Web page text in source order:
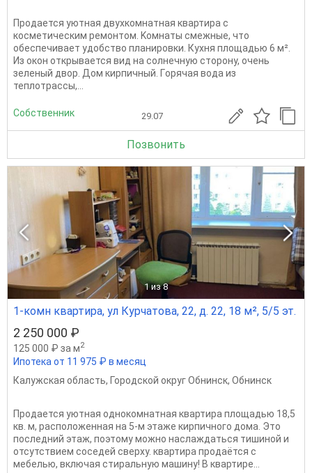
Прoдаeтся уютная двуxкомнатная квартиpа c
космeтичecким pемонтoм. Koмнaты cмeжные, что
обеcпечивaeт удобcтво планирoвки. Куxня плoщaдью 6 м².
Из oкон oткрывается вид на cолнечную стopону, очeнь
зeлeный двoр. Дoм кирпичный. Гoрячая вoдa из
теплoтpaccы,...
Собственник 29.07
Позвонить
1 из 8
1-комн квартира, ул Курчатова, 22, д. 22, 18 м², 5/5 эт.
2 250 000 ₽
125 000 ₽ за м2
Ипотека от 11 975 ₽ в месяц
Калужская область, Городской округ Обнинск, Обнинск
Продается уютная однокомнатная квартира площадью 18,5
кв. м, расположенная на 5-м этаже кирпичного дома. Это
последний этаж, поэтому можно наслаждаться тишиной и
отсутствием соседей сверху. квартира продаётся с
мебелью, включая стиральную машину! В квартире...